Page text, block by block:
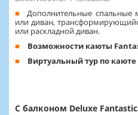
Дополнительные спальные
или диван,
или раскладной диван.
Возможности каюты
Виртуальный тур по каюте
С балконом Deluxe